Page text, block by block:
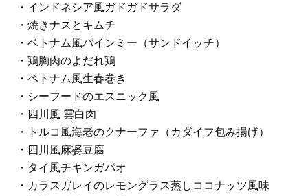
・インドネシア風ガドガドサラダ
・焼きナスとキムチ
・ベトナム風バインミー（サンドイッチ）
・鶏胸肉のよだれ鶏
・ベトナム風生春巻き
・シーフードのエスニック風
・四川風 雲白肉
・トルコ風海老のクナーファ（カダイフ包み揚げ）
・四川風麻婆豆腐
・タイ風チキンガパオ
・カラスガレイのレモングラス蒸しココナッツ風味